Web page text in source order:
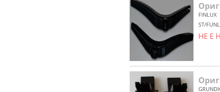
FINLUX
ST/
НЕ Е